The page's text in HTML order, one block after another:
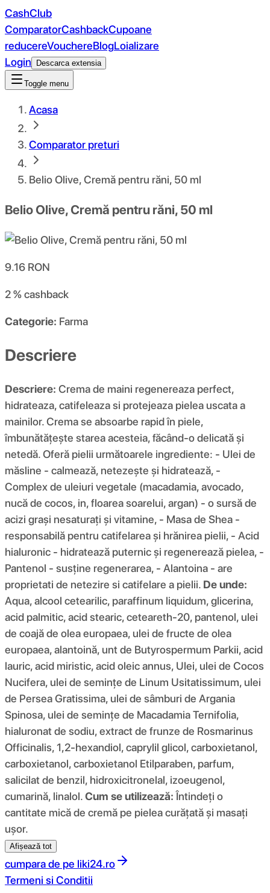
CashClub
ComparatorCashbackCupoane
reducereVouchereBlogLoializare
Login
Descarca extensia
Toggle menu
Acasa
Comparator preturi
Belio Olive, Cremă pentru răni, 50 ml
Belio Olive, Cremă pentru răni, 50 ml
9.16 RON
2 %cashback
Categorie: Farma
Descriere
Descriere: Crema de maini regenereaza perfect,
hidrateaza, catifeleaza si protejeaza pielea uscata a
mainilor. Crema se absoarbe rapid în piele,
îmbunătățește starea acesteia, făcând-o delicată și
netedă. Oferă pielii următoarele ingrediente: - Ulei de
măsline - calmează, netezește și hidratează, -
Complex de uleiuri vegetale (macadamia, avocado,
nucă de cocos, in, floarea soarelui, argan) - o sursă de
acizi grași nesaturați și vitamine, - Masa de Shea -
responsabilă pentru catifelarea și hrănirea pielii, - Acid
hialuronic - hidratează puternic și regenerează pielea, -
Pantenol - susține regenerarea, - Alantoina - are
proprietati de netezire si catifelare a pielii. De unde:
Aqua, alcool cetearilic, paraffinum liquidum, glicerina,
acid palmitic, acid stearic, ceteareth-20, pantenol, ulei
de coajă de olea europaea, ulei de fructe de olea
europaea, alantoină, unt de Butyrospermum Parkii, acid
lauric, acid miristic, acid oleic annus, Ulei, ulei de Cocos
Nucifera, ulei de semințe de Linum Usitatissimum, ulei
de Persea Gratissima, ulei de sâmburi de Argania
Spinosa, ulei de semințe de Macadamia Ternifolia,
hialuronat de sodiu, extract de frunze de Rosmarinus
Officinalis, 1,2-hexandiol, caprylil glicol, carboxietanol,
carboxietanol, carboxietanol Etilparaben, parfum,
salicilat de benzil, hidroxicitronelal, izoeugenol,
cumarină, linalol.Cum se utilizează:Întindeți o
cantitate mică de cremă pe pielea curățată și masați
ușor.
Afișează tot
cumpara de pe liki24.ro
Termeni si Conditii